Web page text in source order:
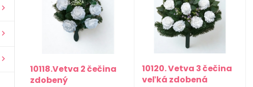
10118.Vetva 2 čečina
zdobený
10120. Vetva 3 čečina
veľká zdobená